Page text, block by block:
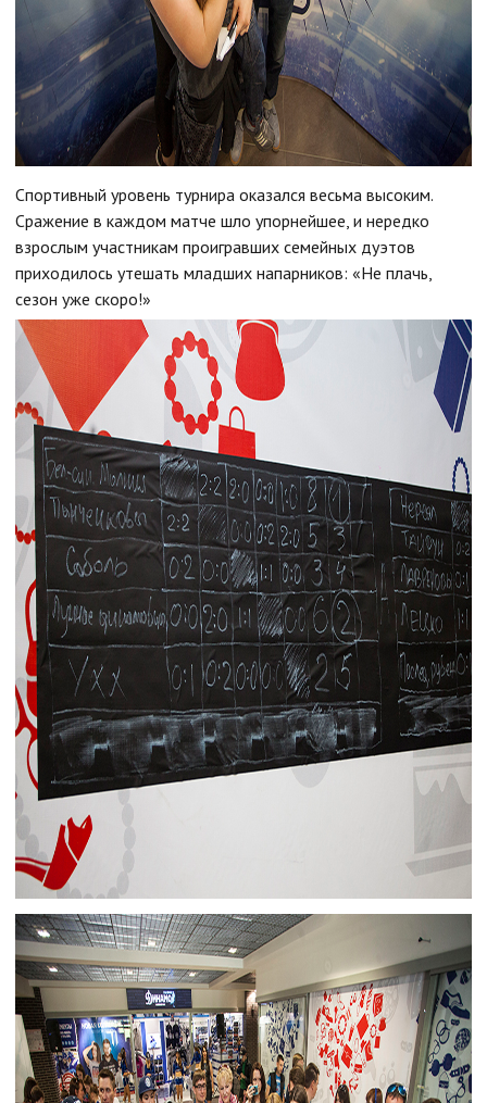
Спортивный уровень турнира оказался весьма высоким.
Сражение в каждом матче шло упорнейшее, и нередко
взрослым участникам проигравших семейных дуэтов
приходилось утешать младших напарников: «Не плачь,
сезон уже скоро!»